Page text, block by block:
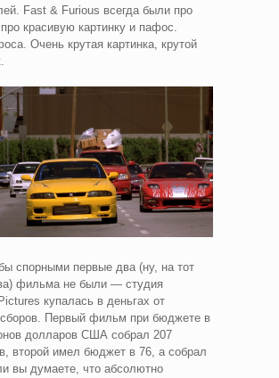
Fast & Furious всегда были про
красивую картинку и пафос.
Очень крутая картинка, крутой
спорными первые два (ну, на тот
фильма не были — студия
купалась в деньгах от
сборов. Первый фильм при бюджете в
долларов США собрал 207
второй имел бюджет в 76, а собрал
вы думаете, что абсолютно